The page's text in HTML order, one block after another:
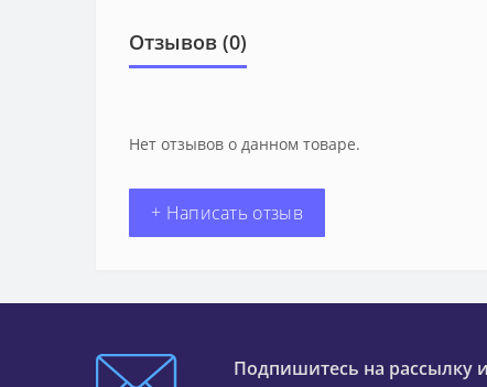
Отзывов (0)
Нет отзывов о данном товаре.
+ Написать отзыв
Подпишитесь на рассылку